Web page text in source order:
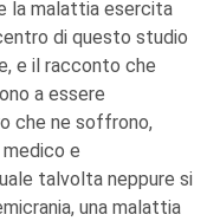
la malattia esercita
di questo studio
e il racconto che
a essere
che ne soffrono,
e
talvolta neppure si
una malattia